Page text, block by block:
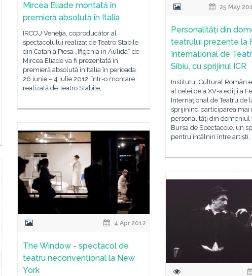
Mircea Eliade montată în
premieră absolută în Italia
IRCCU Veneţia, coproducător al
spectacolului realizat de Teatro Stabile
din Catania Piesa „Ifigenia în Aulida” de
Mircea Eliade va fi prezentată în
premieră absolută în Italia în perioada
26 iunie – 4 iulie 2012, într-o montare
realizată de Teatro Stabile,
25 May
Personalități din
teatrului prezente la
Internațional de
Sibiu, cu sprijinul ICR
Institutul Cultural Român
al celei de a XV-a ediții a
Internațional de Teatru de
sprijinind participarea mai
personalități din domeniul
Bursa de Spectacole, un
pentru întâlniri între artiști,
4 Apr 2012
The Window - spectacol de
teatru neconvenţional la New
York